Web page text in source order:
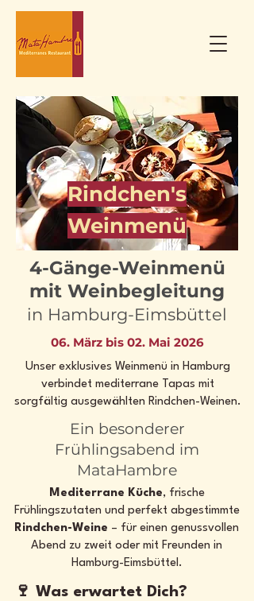
Rindchen's
Weinmenü
4-Gänge-Weinmenü
mit Weinbegleitung
in Hamburg-Eimsbüttel
06. März bis 02. Mai 2026
Unser exklusives Weinmenü in Hamburg
verbindet mediterrane Tapas mit
sorgfältig ausgewählten Rindchen-Weinen.
Ein besonderer
Frühlingsabend im
MataHambre
Mediterrane Küche, frische
Frühlingszutaten und perfekt abgestimmte
Rindchen-Weine – für einen genussvollen
Abend zu zweit oder mit Freunden in
Hamburg-Eimsbüttel.
🍷 Was erwartet Dich?